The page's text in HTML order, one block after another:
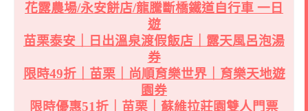
花露農場/永安餅店/龍騰斷橋鐵道自行車 一日
遊
苗栗泰安｜日出溫泉渡假飯店｜露天風呂泡湯
券
限時49折｜苗栗｜尚順育樂世界｜育樂天地遊
園券
限時優惠51折｜苗栗｜蘇維拉莊園雙人門票